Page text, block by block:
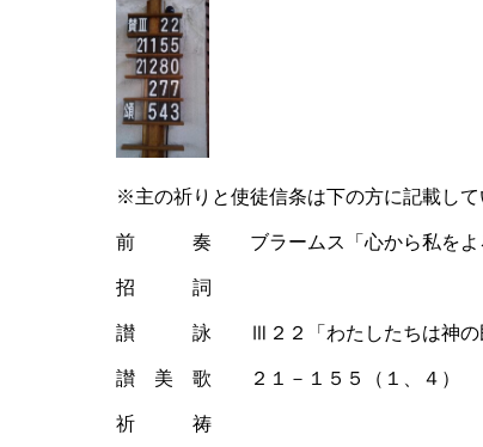
※主の祈りと使徒信条は下の方に記載して
前 奏 ブラームス「心から私をよろ
招 詞
讃 詠 Ⅲ２２「わたしたちは神の民
讃 美 歌 ２１－１５５（１、４）
祈 祷